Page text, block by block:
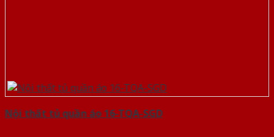
Nội thất tủ quần áo 16-TQA-SGD